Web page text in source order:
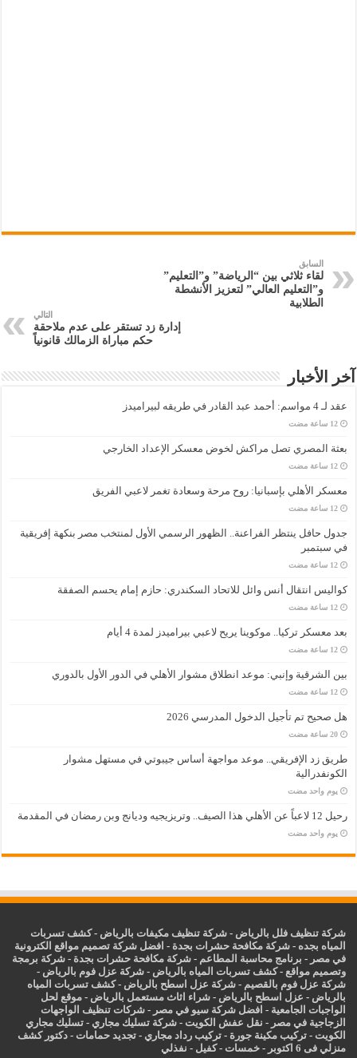
السابق
لقاء ثلاثي بين “الرياضة” و”التعليم”
و”التعليم العالي” لتعزيز الأنشطة
الطلابية
التالي
إدارة زد تستقر على عدم ملاحقة
حكم مباراة الزمالك قانونياً
آخر الأخبار
عقد لـ 4 مواسم: أحمد عبد القادر في طريقه لبيراميدز
‏12 ساعة مضت
بعثة المصري تصل مراكش لخوض معسكر الإعداد الخارجي
‏12 ساعة مضت
معسكر الأهلي بإسبانيا: روح مرحة وسعادة تغمر لاعبي الفريق
‏12 ساعة مضت
جدول حافل ينتظر الفراعنة.. الظهور الرسمي الأول لمنتخب مصر بنكهة إفريقية
في سبتمبر
‏12 ساعة مضت
كواليس انتقال أنس وائل للاتحاد السكندري: حازم إمام يحسم الصفقة
‏12 ساعة مضت
بعد معسكر تركيا.. موكوينا يريح لاعبي بيراميدز لمدة 4 أيام
‏12 ساعة مضت
بين الشرقية وإنبي: موعد انطلاق مشوار الأهلي في الدور الأول بالدوري
‏12 ساعة مضت
هل صحيح تم تأجيل الدخول المدرسي 2026
‏20 ساعة مضت
طريق زد الإفريقي.. موعد مواجهة أساس جيبوتي في مستهل مشوار
الكونفدرالية
‏يوم واحد مضت
رحيل 12 لاعباً عن الأهلي هذا الصيف.. وتريزيجيه وديانج وبن رمضان في المقدمة
‏يوم واحد مضت
شركة تنظيف فلل بالرياض -شركة تنظيف مكيفات بالرياض -كشف تسربات
المياه بجده -شركة مكافحة حشرات بجدة - افضل شركة تصميم مواقع الكترونية
في مصر - برنامج محاسبة المطاعم -شركة مكافحة حشرات بجدة -شركة برمجة
وتصميم مواقع -كشف تسربات المياه بالرياض -شركة عزل فوم بالرياض -
شركة عزل فوم بالقصيم -شركة عزل اسطح بالرياض -كشف تسربات المياه
بالرياض - عزل اسطح بالرياض -شراء اثاث مستعمل بالرياض - موقع لحل
الواجبات الجامعية - افضل شركة سيو في مصر -شركات تنظيف الواجهات
الزجاجية في مصر - نقل عفش الكويت -شركة تسليك مجاري -تسليك مجاري
الكويت -تركيب مكينة جورة -تركيب رداد مجاري -تجديد حمامات -دكتور كشف
منزلي فى 6 اكتوبر
-خمسات -كفيل - نفذلي